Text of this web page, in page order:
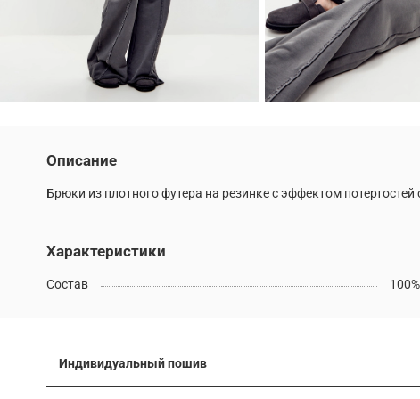
Описание
Брюки из плотного футера на резинке с эффектом
Характеристики
Состав